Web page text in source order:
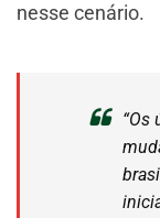
nesse cenário.
“Os